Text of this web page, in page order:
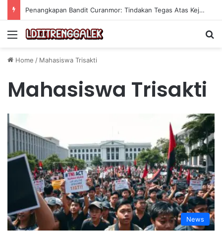
Penangkapan Bandit Curanmor: Tindakan Tegas Atas Kejahatan Sepeda Motor
Menu
Home / Mahasiswa Trisakti
Mahasiswa Trisakti
News